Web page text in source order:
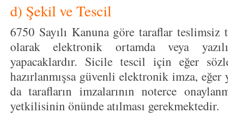
d) Şekil ve Tescil
6750 Sayılı Kanuna göre taraflar
olarak elektronik ortamda veya
yapacaklardır. Sicile tescil için eğer
hazırlanmışsa güvenli elektronik imza, eğer
da tarafların imzalarının noterce
yetkilisinin önünde atılması gerekmektedir.